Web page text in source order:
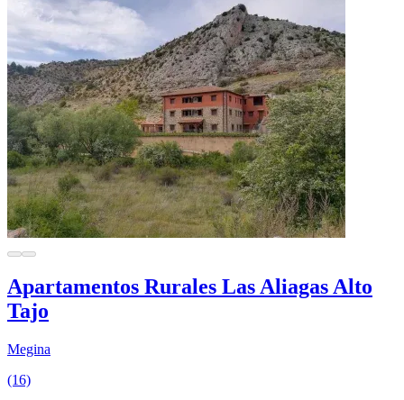
Apartamentos Rurales Las Aliagas Alto
Tajo
Megina
(16)